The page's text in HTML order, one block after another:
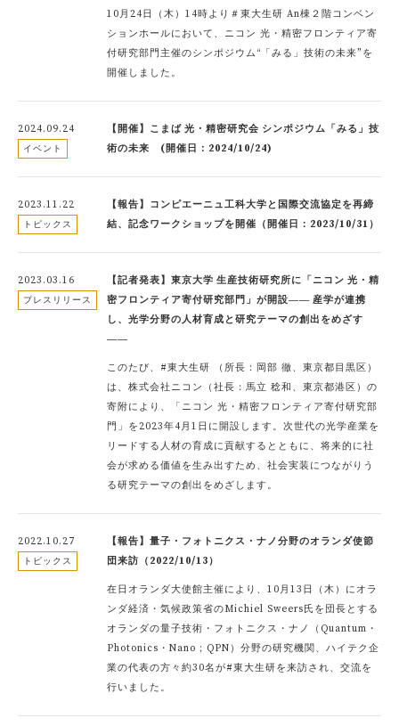
10月24日（木）14時より＃東大生研 An棟２階コンベン
ションホールにおいて、ニコン 光・精密フロンティア寄
付研究部門主催のシンポジウム“「みる」技術の未来”を
開催しました。
2024.09.24
イベント
【開催】こまば 光・精密研究会 シンポジウム「みる」技
術の未来 (開催日：2024/10/24)
2023.11.22
トピックス
【報告】コンピエーニュ工科大学と国際交流協定を再締
結、記念ワークショップを開催（開催日：2023/10/31）
2023.03.16
プレスリリース
【記者発表】東京大学 生産技術研究所に「ニコン 光・精
密フロンティア寄付研究部門」が開設―― 産学が連携
し、光学分野の人材育成と研究テーマの創出をめざす
――
このたび、#東大生研 （所長：岡部 徹、東京都目黒区）
は、株式会社ニコン（社長：馬立 稔和、東京都港区）の
寄附により、「ニコン 光・精密フロンティア寄付研究部
門」を2023年4月1日に開設します。次世代の光学産業を
リードする人材の育成に貢献するとともに、将来的に社
会が求める価値を生み出すため、社会実装につながりう
る研究テーマの創出をめざします。
2022.10.27
トピックス
【報告】量子・フォトニクス・ナノ分野のオランダ使節
団来訪（2022/10/13）
在日オランダ大使館主催により、10月13日（木）にオラ
ンダ経済・気候政策省のMichiel Sweers氏を団長とする
オランダの量子技術・フォトニクス・ナノ（Quantum・
Photonics・Nano；QPN）分野の研究機関、ハイテク企
業の代表の方々約30名が#東大生研を来訪され、交流を
行いました。